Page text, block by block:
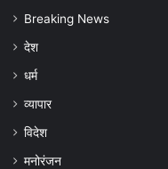
Breaking News
देश
धर्म
व्यापार
विदेश
मनोरंजन